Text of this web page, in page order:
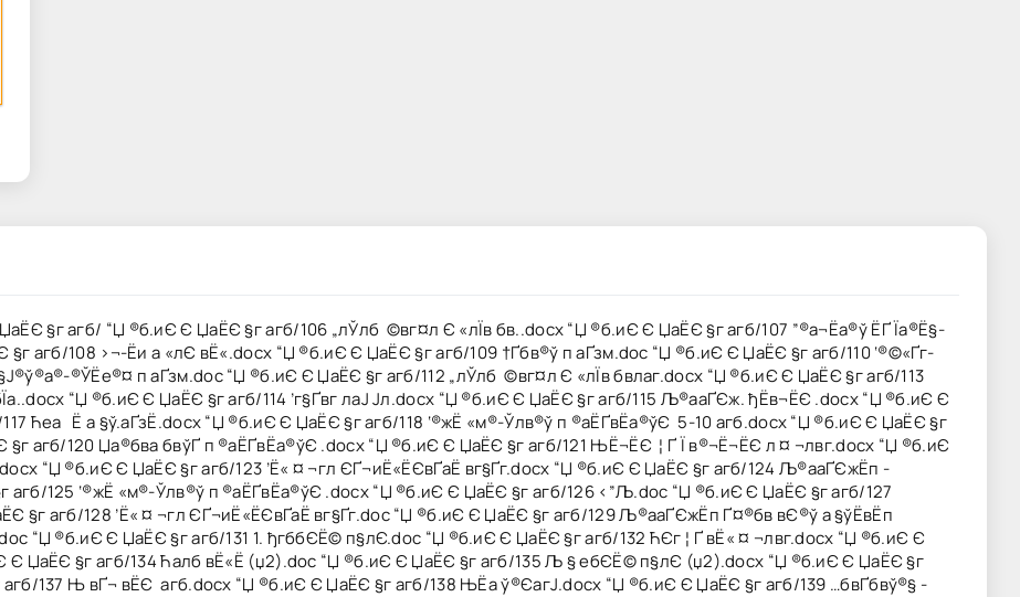
§г агб/ “Џ ®б­.иЄ Є ЏаЁЄ §г агб/106 „лЎлб ©вг¤л Є «лЇв бв..docx “Џ ®б­.иЄ Є ЏаЁЄ §г агб/107 ”®а¬Ёа®ў ­ЁҐ Їа®Ё§­
агб/108 ›¬-Ёи а «лЄ вЁ«.docx “Џ ®б­.иЄ Є ЏаЁЄ §г агб/109 †Ґбв®ў п аҐзм.doc “Џ ®б­.иЄ Є ЏаЁЄ §г агб/110 ‘®©«Ґг-
®ЎЁе®¤­ п аҐзм.doc “Џ ®б­.иЄ Є ЏаЁЄ §г агб/112 „лЎлб ©вг¤л Є «лЇв бвлаг.docx “Џ ®б­.иЄ Є ЏаЁЄ §г агб/113
“Џ ®б­.иЄ Є ЏаЁЄ §г агб/114 ’г§Ґвг лаЈ Јл.docx “Џ ®б­.иЄ Є ЏаЁЄ §г агб/115 Љ®ааҐЄж. ђЁв¬ЁЄ .docx “Џ ®б­.иЄ Є
Ћеа ­ Ё а §ў.аҐзЁ.docx “Џ ®б­.иЄ Є ЏаЁЄ §г агб/118 ‘®жЁ «м­®-Ўлв®ў п ®аЁҐ­вЁа®ўЄ 5-10 агб.docx “Џ ®б­.иЄ Є ЏаЁЄ §г
агб/120 Џа®бва ­бвўҐ­­ п ®аЁҐ­вЁа®ўЄ .docx “Џ ®б­.иЄ Є ЏаЁЄ §г агб/121 ЊЁ¬ЁЄ ¦ ­Ґ Ї ­в®¬Ё¬ЁЄ ­л ¤ ¬лвг.docx “Џ ®б­.иЄ
“Џ ®б­.иЄ Є ЏаЁЄ §г агб/123 ’Ё« ¤ ¬гл ЄҐ¬иЁ«ЁЄвҐаЁ­ вг§Ґг.docx “Џ ®б­.иЄ Є ЏаЁЄ §г агб/124 Љ®ааҐЄжЁп
агб/125 ‘®жЁ «м­®-Ўлв®ў п ®аЁҐ­вЁа®ўЄ .docx “Џ ®б­.иЄ Є ЏаЁЄ §г агб/126 ‹”Љ.doc “Џ ®б­.иЄ Є ЏаЁЄ §г агб/127
§г агб/128 ’Ё« ¤ ¬гл ЄҐ¬иЁ«ЁЄвҐаЁ­ вг§Ґг.doc “Џ ®б­.иЄ Є ЏаЁЄ §г агб/129 Љ®ааҐЄжЁп ­Ґ¤®бв вЄ®ў а §ўЁвЁп
“Џ ®б­.иЄ Є ЏаЁЄ §г агб/131 1. ђгббЄЁ© п§лЄ.doc “Џ ®б­.иЄ Є ЏаЁЄ §г агб/132 ЋЄг ¦ ­Ґ вЁ« ¤ ¬лвг.docx “Џ ®б­.иЄ Є
Є ЏаЁЄ §г агб/134 Ћалб вЁ«Ё (џ2).doc “Џ ®б­.иЄ Є ЏаЁЄ §г агб/135 Љ § ебЄЁ© п§лЄ (џ2).docx “Џ ®б­.иЄ Є ЏаЁЄ §г
137 Њ вҐ¬ вЁЄ агб.docx “Џ ®б­.иЄ Є ЏаЁЄ §г агб/138 ЊЁа ў®ЄагЈ.docx “Џ ®б­.иЄ Є ЏаЁЄ §г агб/139 …бвҐбвў®§­